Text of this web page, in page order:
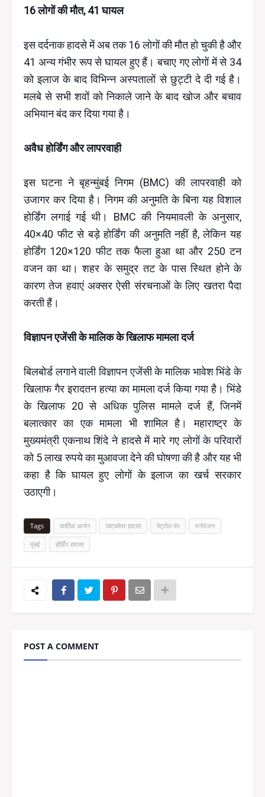
16 लोगों की मौत, 41 घायल
इस दर्दनाक हादसे में अब तक 16 लोगों की मौत हो चुकी है और
41 अन्य गंभीर रूप से घायल हुए हैं। बचाए गए लोगों में से 34
को इलाज के बाद विभिन्न अस्पतालों से छुट्टी दे दी गई है।
मलबे से सभी शवों को निकाले जाने के बाद खोज और बचाव
अभियान बंद कर दिया गया है।
अवैध होर्डिंग और लापरवाही
इस घटना ने बृहन्मुंबई निगम (BMC) की लापरवाही को
उजागर कर दिया है। निगम की अनुमति के बिना यह विशाल
होर्डिंग लगाई गई थी। BMC की नियमावली के अनुसार,
40×40 फीट से बड़े होर्डिंग की अनुमति नहीं है, लेकिन यह
होर्डिंग 120×120 फीट तक फैला हुआ था और 250 टन
वजन का था। शहर के समुद्र तट के पास स्थित होने के
कारण तेज हवाएं अक्सर ऐसी संरचनाओं के लिए खतरा पैदा
करती हैं।
विज्ञापन एजेंसी के मालिक के खिलाफ मामला दर्ज
बिलबोर्ड लगाने वाली विज्ञापन एजेंसी के मालिक भावेश भिंडे के
खिलाफ गैर इरादतन हत्या का मामला दर्ज किया गया है। भिंडे
के खिलाफ 20 से अधिक पुलिस मामले दर्ज हैं, जिनमें
बलात्कार का एक मामला भी शामिल है। महाराष्ट्र के
मुख्यमंत्री एकनाथ शिंदे ने हादसे में मारे गए लोगों के परिवारों
को 5 लाख रुपये का मुआवजा देने की घोषणा की है और यह भी
कहा है कि घायल हुए लोगों के इलाज का खर्च सरकार
उठाएगी।
Tags कार्तिक आर्यन घाटकोपर हादसा पेट्रोल पंप मनोरंजन
मुंबई होर्डिंग हादसा
POST A COMMENT